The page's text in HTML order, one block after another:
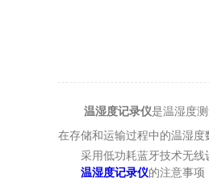
温湿度记录仪是温湿度
在存储和运输过程中的温湿度
采用低功耗蓝牙技术无线设
温湿度记录仪的注意事项